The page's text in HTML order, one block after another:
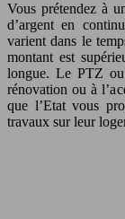
Vous prétendez à
d’argent en
varient dans le
montant est
longue. Le PTZ
rénovation ou à
que l’Etat vous
travaux sur leur